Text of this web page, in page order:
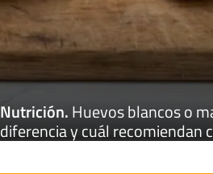
Nutrición.Huevos blancos o
diferencia y cuál recomiendan